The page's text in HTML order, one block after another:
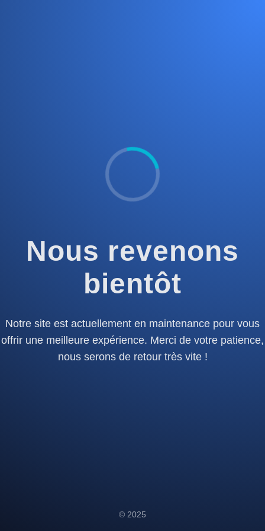
Nous revenons
bientôt
Notre site est actuellement en maintenance pour vous
offrir une meilleure expérience. Merci de votre patience,
nous serons de retour très vite !
© 2025